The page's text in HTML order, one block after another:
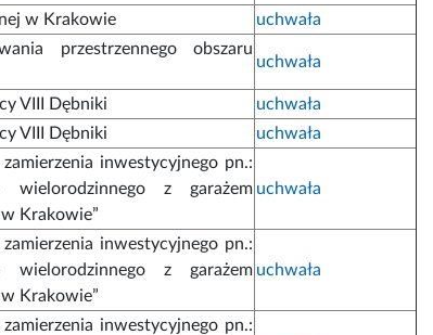
w Krakowie uchwała
przestrzennego obszaru
uchwała
VIII Dębniki
uchwała
VIII Dębniki uchwała
inwestycyjnego pn.:
wielorodzinnego z garażem
Krakowie”
uchwała
inwestycyjnego pn.:
wielorodzinnego z garażem
Krakowie”
uchwała
inwestycyjnego pn.: